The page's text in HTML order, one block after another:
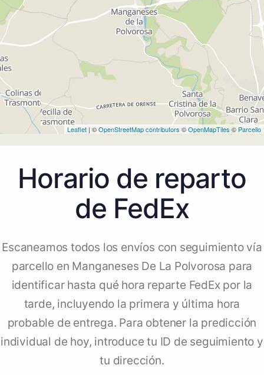
Leaflet | ©OpenStreetMap contributors ©OpenMapTiles © Parcello
Horario de reparto
de FedEx
Escaneamos todos los envíos con seguimiento vía
parcello en Manganeses De La Polvorosa para
identificar hasta qué hora reparte FedEx por la
tarde, incluyendo la primera y última hora
probable de entrega. Para obtener la predicción
individual de hoy, introduce tu ID de seguimiento y
tu dirección.